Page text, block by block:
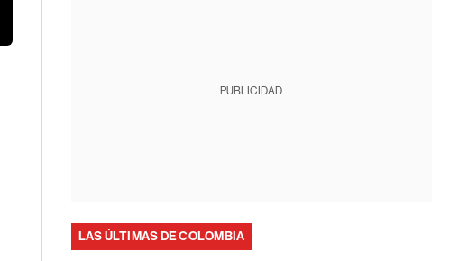
PUBLICIDAD
LAS ÚLTIMAS DE COLOMBIA